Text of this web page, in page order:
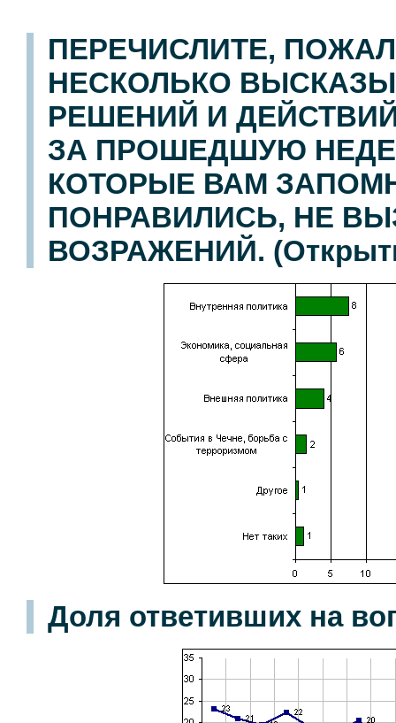
ПЕРЕЧИСЛИТЕ,
НЕСКОЛЬКО
РЕШЕНИЙ И
ЗА ПРОШЕДШУЮ
КОТОРЫЕ ВАМ
ПОНРАВИЛИСЬ, НЕ
ВОЗРАЖЕНИЙ.
Доля ответивших на